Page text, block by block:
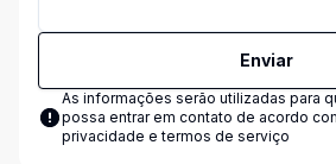
Enviar
As informações serão utilizadas para
possa entrar em contato de acordo
privacidade e termos de serviço